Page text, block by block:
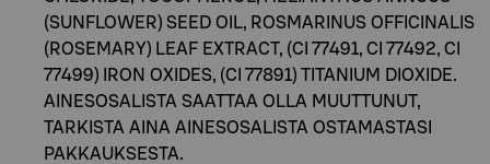
(SUNFLOWER) SEED OIL, ROSMARINUS OFFICINALIS
(ROSEMARY) LEAF EXTRACT, (CI 77491, CI 77492, CI
77499) IRON OXIDES, (CI 77891) TITANIUM DIOXIDE.
AINESOSALISTA SAATTAA OLLA MUUTTUNUT,
TARKISTA AINA AINESOSALISTA OSTAMASTASI
PAKKAUKSESTA.